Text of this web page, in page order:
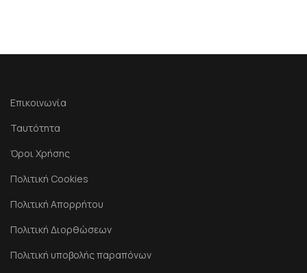
Επικοινωνία
Ταυτότητα
Όροι Χρήσης
Πολιτική Cookies
Πολιτική Απορρήτου
Πολιτική Διορθώσεων
Πολιτική υποβολής παραπόνων